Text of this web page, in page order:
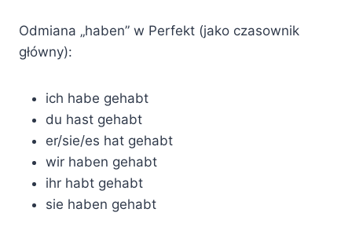
Odmiana „haben” w Perfekt (jako czasownik
główny):
ich habe gehabt
du hast gehabt
er/sie/es hat gehabt
wir haben gehabt
ihr habt gehabt
sie haben gehabt